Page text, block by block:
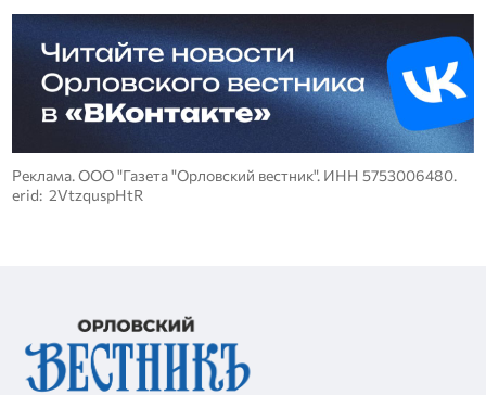
Реклама. ООО "Газета "Орловский вестник". ИНН 5753006480.
erid: 2VtzquspHtR